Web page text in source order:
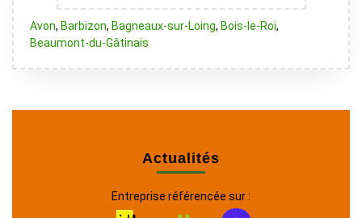
Avon, Barbizon, Bagneaux-sur-Loing, Bois-le-Roi,
Beaumont-du-Gâtinais
Actualités
Entreprise référencée sur :